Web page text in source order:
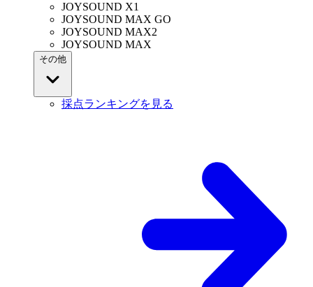
JOYSOUND X1
JOYSOUND MAX GO
JOYSOUND MAX2
JOYSOUND MAX
その他
採点ランキングを見る